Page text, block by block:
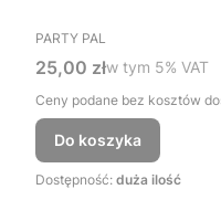
PRODUCENT
PARTY PAL
Cena brutto
25,00 złw tym %s VAT
w tym 5% VAT
Ceny podane bez kosztów
Do koszyka
Dostępność: duża ilość